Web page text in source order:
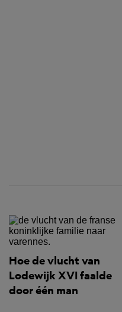
Hoe de vlucht van
Lodewijk XVI faalde
door één man